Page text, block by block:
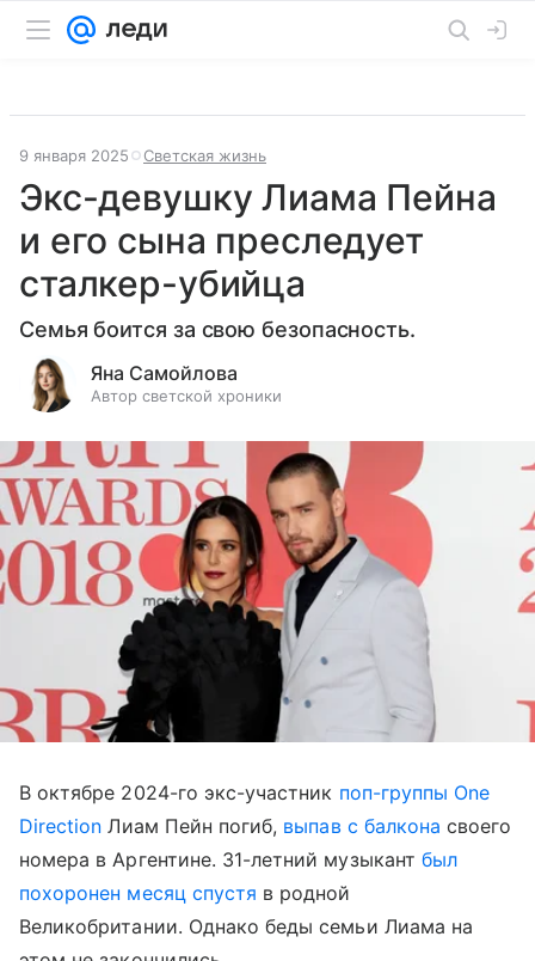
9 января 2025 Светская жизнь
Экс-девушку Лиама Пейна
и его сына преследует
сталкер-убийца
Семья боится за свою безопасность.
Яна Самойлова
Автор светской хроники
В октябре 2024-го экс-участник поп-группы One
Direction Лиам Пейн погиб, выпав с балкона своего
номера в Аргентине. 31-летний музыкант был
похоронен месяц спустя в родной
Великобритании. Однако беды семьи Лиама на